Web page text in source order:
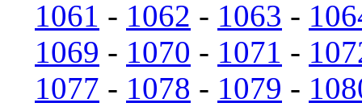
1061 - 1062 - 1063 -
1069 - 1070 - 1071 -
1077 - 1078 - 1079 -